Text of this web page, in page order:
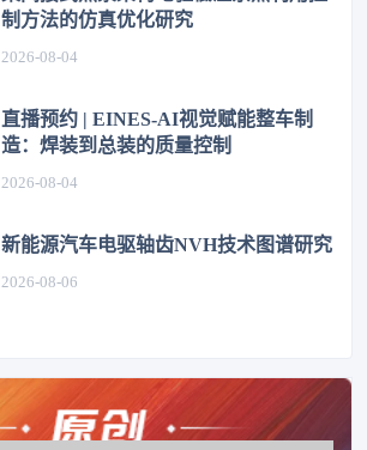
制方法的仿真优化研究
2026-08-04
直播预约 | EINES-AI视觉赋能整车制
造：焊装到总装的质量控制
2026-08-04
新能源汽车电驱轴齿NVH技术图谱研究
2026-08-06